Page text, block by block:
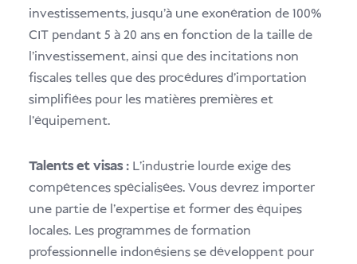
investissements, jusqu'à une exonération de 100%
CIT pendant 5 à 20 ans en fonction de la taille de
l'investissement, ainsi que des incitations non
fiscales telles que des procédures d'importation
simplifiées pour les matières premières et
l'équipement.
Talents et visas : L'industrie lourde exige des
compétences spécialisées. Vous devrez importer
une partie de l'expertise et former des équipes
locales. Les programmes de formation
professionnelle indonésiens se développent pour